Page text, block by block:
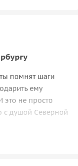
помнят шаги
ему
это не просто
с душой Северной